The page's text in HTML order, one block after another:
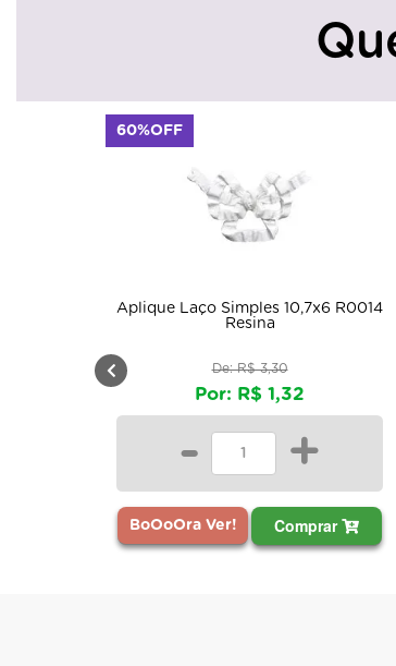
Aplique Laço Simples 10,7x6 R0014
Resina
De: R$ 3,30
Por: R$ 1,32
- +
BoOoOra Ver! Comprar
60%OFF